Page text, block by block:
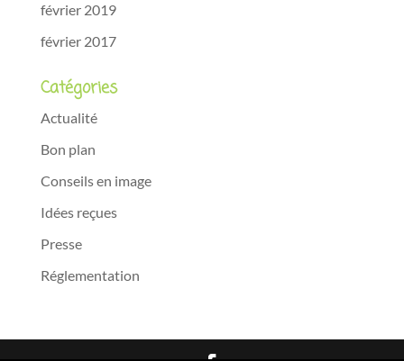
février 2019
février 2017
Catégories
Actualité
Bon plan
Conseils en image
Idées reçues
Presse
Réglementation